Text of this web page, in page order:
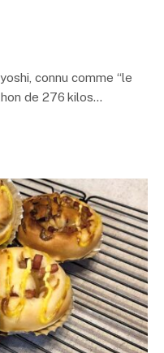
connu comme “le
de 276 kilos…